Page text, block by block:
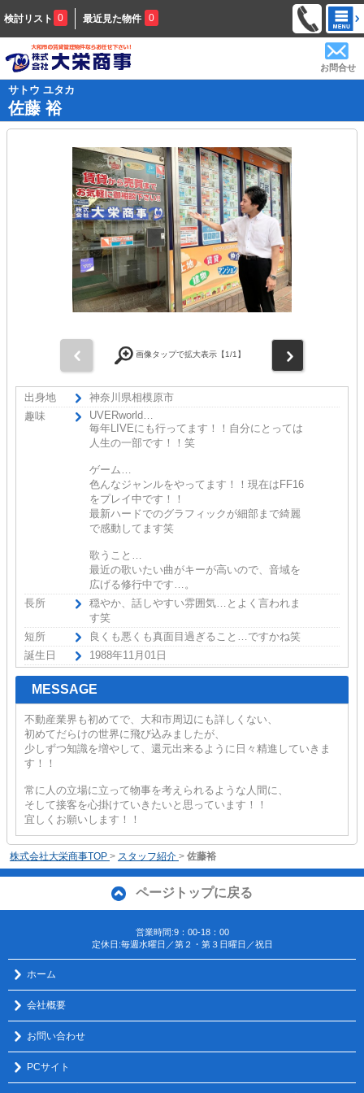
検討リスト 0 最近見た物件 0
お問合せ
サトウ ユタカ
佐藤 裕
画像タップで拡大表示【1/1】
出身地
神奈川県相模原市
趣味
UVERworld…
毎年LIVEにも行ってます！！自分にとっては
人生の一部です！！笑
ゲーム…
色んなジャンルをやってます！！現在はFF16
をプレイ中です！！
最新ハードでのグラフィックが細部まで綺麗
で感動してます笑
歌うこと…
最近の歌いたい曲がキーが高いので、音域を
広げる修行中です…。
長所
穏やか、話しやすい雰囲気…とよく言われま
す笑
短所
良くも悪くも真面目過ぎること…ですかね笑
誕生日
1988年11月01日
MESSAGE
不動産業界も初めてで、大和市周辺にも詳しくない、
初めてだらけの世界に飛び込みましたが、
少しずつ知識を増やして、還元出来るように日々精進していきま
す！！
常に人の立場に立って物事を考えられるような人間に、
そして接客を心掛けていきたいと思っています！！
宜しくお願いします！！
株式会社大栄商事TOP > スタッフ紹介 > 佐藤裕
ページトップに戻る
営業時間:9：00-18：00
定休日:毎週水曜日／第２・第３日曜日／祝日
ホーム
会社概要
お問い合わせ
PCサイト